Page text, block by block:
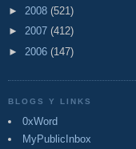
► 2008 (521)
► 2007 (412)
► 2006 (147)
BLOGS Y LINKS
0xWord
MyPublicInbox